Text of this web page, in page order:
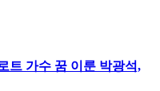
트 가수 꿈 이룬 박광석,